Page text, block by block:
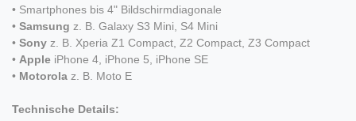
• Smartphones bis 4" Bildschirmdiagonale
• Samsung z. B. Galaxy S3 Mini, S4 Mini
• Sony z. B. Xperia Z1 Compact, Z2 Compact, Z3 Compact
• Apple iPhone 4, iPhone 5, iPhone SE
• Motorola z. B. Moto E
Technische Details: